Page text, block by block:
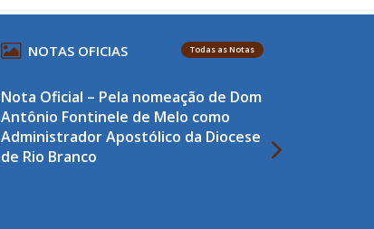
NOTAS OFICIAS Todas as Notas
Nota Oficial – Pela nomeação de Dom
Antônio Fontinele de Melo como
Administrador Apostólico da Diocese
de Rio Branco